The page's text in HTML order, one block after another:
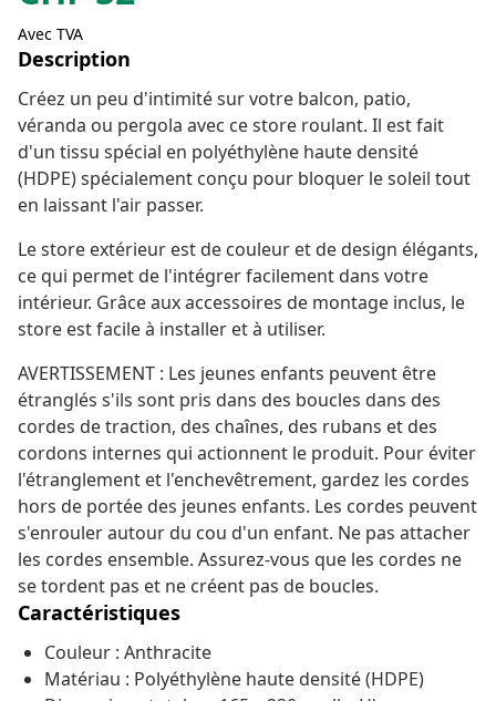
Avec TVA
Description
Créez un peu d'intimité sur votre balcon, patio,
véranda ou pergola avec ce store roulant. Il est fait
d'un tissu spécial en polyéthylène haute densité
(HDPE) spécialement conçu pour bloquer le soleil tout
en laissant l'air passer.
Le store extérieur est de couleur et de design élégants,
ce qui permet de l'intégrer facilement dans votre
intérieur. Grâce aux accessoires de montage inclus, le
store est facile à installer et à utiliser.
AVERTISSEMENT : Les jeunes enfants peuvent être
étranglés s'ils sont pris dans des boucles dans des
cordes de traction, des chaînes, des rubans et des
cordons internes qui actionnent le produit. Pour éviter
l'étranglement et l'enchevêtrement, gardez les cordes
hors de portée des jeunes enfants. Les cordes peuvent
s'enrouler autour du cou d'un enfant. Ne pas attacher
les cordes ensemble. Assurez-vous que les cordes ne
se tordent pas et ne créent pas de boucles.
Caractéristiques
Couleur : Anthracite
Matériau : Polyéthylène haute densité (HDPE)